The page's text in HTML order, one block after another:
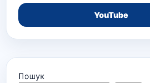
YouTube
Пошук